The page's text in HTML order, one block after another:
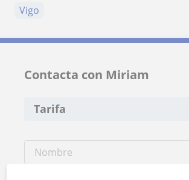
Vigo
Contacta con Miriam
Tarifa